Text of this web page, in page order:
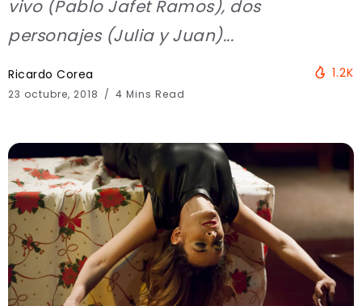
vivo (Pablo Jafet Ramos), dos
personajes (Julia y Juan)...
Ricardo Corea
23 octubre, 2018 4 Mins Read
1.2K